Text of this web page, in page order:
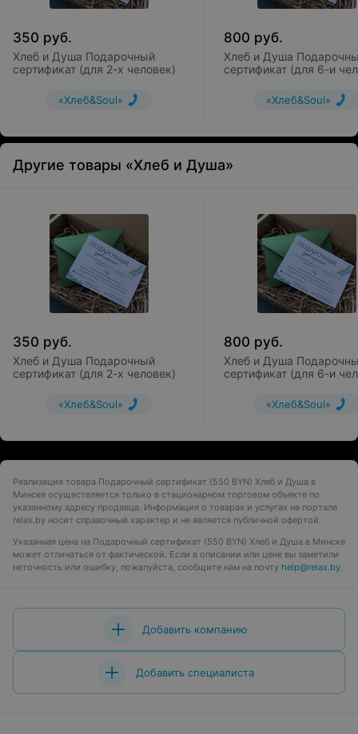
350 руб.
Хлеб и Душа Подарочный
сертификат (для 2-х человек)
«Хлеб&Soul»
800 руб.
Хлеб и Душа
сертификат (для 6-и
«Хлеб&Soul»
Другие товары «Хлеб и Душа»
350 руб.
Хлеб и Душа Подарочный
сертификат (для 2-х человек)
«Хлеб&Soul»
800 руб.
Хлеб и Душа
сертификат (для 6-и
«Хлеб&Soul»
Реализация товара Подарочный сертификат (550 BYN) Хлеб и Душа в
Минске осуществляется только в стационарном торговом объекте по
указанному адресу продавца. Информация о товарах и услугах на портале
relax.by носит справочный характер и не является публичной офертой.
Указанная цена на Подарочный сертификат (550 BYN) Хлеб и Душа в Минске
может отличаться от фактической. Если в описании или цене вы заметили
неточность или ошибку, пожалуйста, сообщите нам на почту help@relax.by.
Добавить компанию
Добавить специалиста